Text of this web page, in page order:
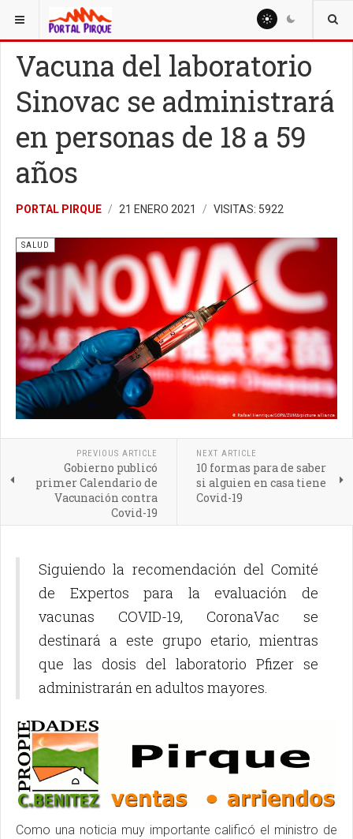
ESTÁ AQUÍ: SALUD
Vacuna del laboratorio
Sinovac se administrará
en personas de 18 a 59
años
PORTAL PIRQUE 21 ENERO 2021 VISITAS: 5922
SALUD
PREVIOUS ARTICLE
Gobierno publicó
primer Calendario de
Vacunación contra
Covid-19
NEXT ARTICLE
10 formas para de saber
si alguien en casa tiene
Covid-19
Siguiendo la recomendación del Comité
de Expertos para la evaluación de
vacunas COVID-19, CoronaVac se
destinará a este grupo etario, mientras
que las dosis del laboratorio Pfizer se
administrarán en adultos mayores.
Como una noticia muy importante calificó el ministro de